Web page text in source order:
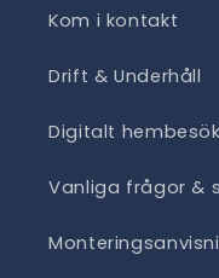
Kom i kontakt
Drift & Underhåll
Digitalt hembesök
Vanliga frågor &